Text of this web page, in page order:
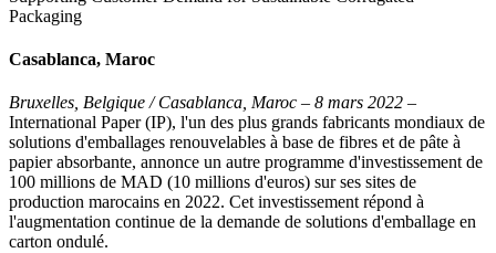
Casablanca, Maroc
Bruxelles, Belgique / Casablanca, Maroc – 8 mars 2022 –
International Paper (IP), l'un des plus grands fabricants mondiaux de
solutions d'emballages renouvelables à base de fibres et de pâte à
papier absorbante, annonce un autre programme d'investissement de
100 millions de MAD (10 millions d'euros) sur ses sites de
production marocains en 2022. Cet investissement répond à
l'augmentation continue de la demande de solutions d'emballage en
carton ondulé.